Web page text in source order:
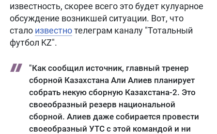
известность, скорее всего это будет кулуарное
обсуждение возникшей ситуации. Вот, что
стало известнотелеграм каналу "Тотальный
футбол KZ".
"Как сообщил источник, главный тренер
сборной Казахстана Али Алиев планирует
собрать некую сборную Казахстана-2. Это
своеобразный резерв национальной
сборной. Алиев даже собирается провести
своеобразный УТС с этой командой и ни